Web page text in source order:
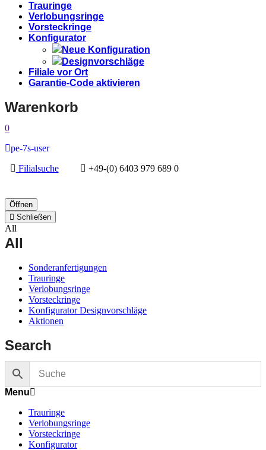
Trauringe
Verlobungsringe
Vorsteckringe
Konfigurator
Neue Konfiguration
Designvorschläge
Filiale vor Ort
Garantie-Code aktivieren
Warenkorb
0
pe-7s-user
Filialsuche
+49-(0) 6403 979 689 0
Öffnen
Schließen
All
All
Sonderanfertigungen
Trauringe
Verlobungsringe
Vorsteckringe
Konfigurator Designvorschläge
Aktionen
Search
Menu
Trauringe
Verlobungsringe
Vorsteckringe
Konfigurator